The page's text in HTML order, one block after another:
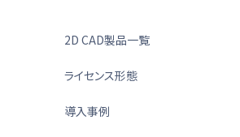
2D CAD製品一覧
ライセンス形態
導入事例